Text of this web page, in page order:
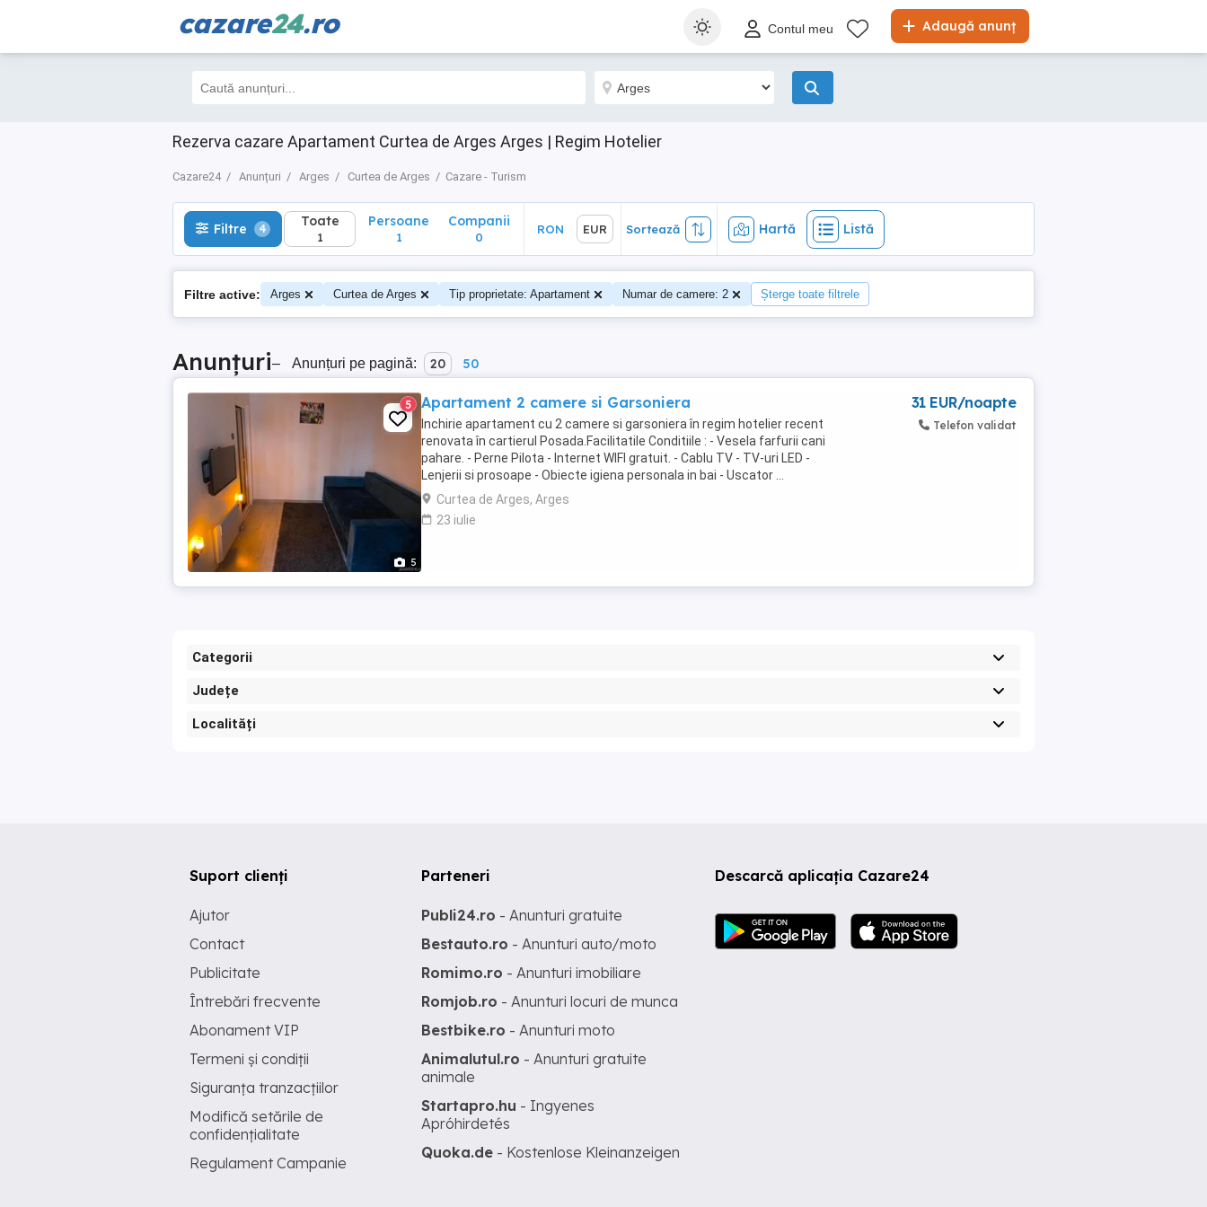
cazare24.ro Adaugă anunț
Contul meu
Rezerva cazare Apartament Curtea de Arges Arges | Regim Hotelier
Cazare24 Anunțuri Arges Curtea de Arges Cazare - Turism
Filtre 4 Toate
1
Hartă Listă
Filtre 4 Toate
1
Persoane
1
Companii
0
RON EUR Sortează Hartă Listă
Filtre active: Arges Curtea de Arges Tip proprietate: Apartament Numar de camere: 2 Șterge toate filtrele
Anunțuri– Anunțuri pe pagină: 20 50
5
5 Apartament 2 camere si Garsoniera
Inchirie apartament cu 2 camere si garsoniera în regim hotelier recent
renovata în cartierul Posada.Facilitatile Conditiile : - Vesela farfurii cani
pahare. - Perne Pilota - Internet WIFI gratuit. - Cablu TV - TV-uri LED -
Lenjerii si prosoape - Obiecte igiena personala in bai - Uscator ...
Curtea de Arges, Arges
23 iulie
31 EUR/noapte
Telefon validat
Categorii
Județe
Localități
Descarcă aplicația Cazare24
Suport clienți
Ajutor
Contact
Publicitate
Întrebări frecvente
Abonament VIP
Termeni și condiții
Siguranța tranzacțiilor
Modifică setările de
confidențialitate
Regulament Campanie
Parteneri
Publi24.ro - Anunturi gratuite
Bestauto.ro - Anunturi auto/moto
Romimo.ro - Anunturi imobiliare
Romjob.ro - Anunturi locuri de munca
Bestbike.ro - Anunturi moto
Animalutul.ro - Anunturi gratuite
animale
Startapro.hu - Ingyenes
Apróhirdetés
Quoka.de - Kostenlose Kleinanzeigen